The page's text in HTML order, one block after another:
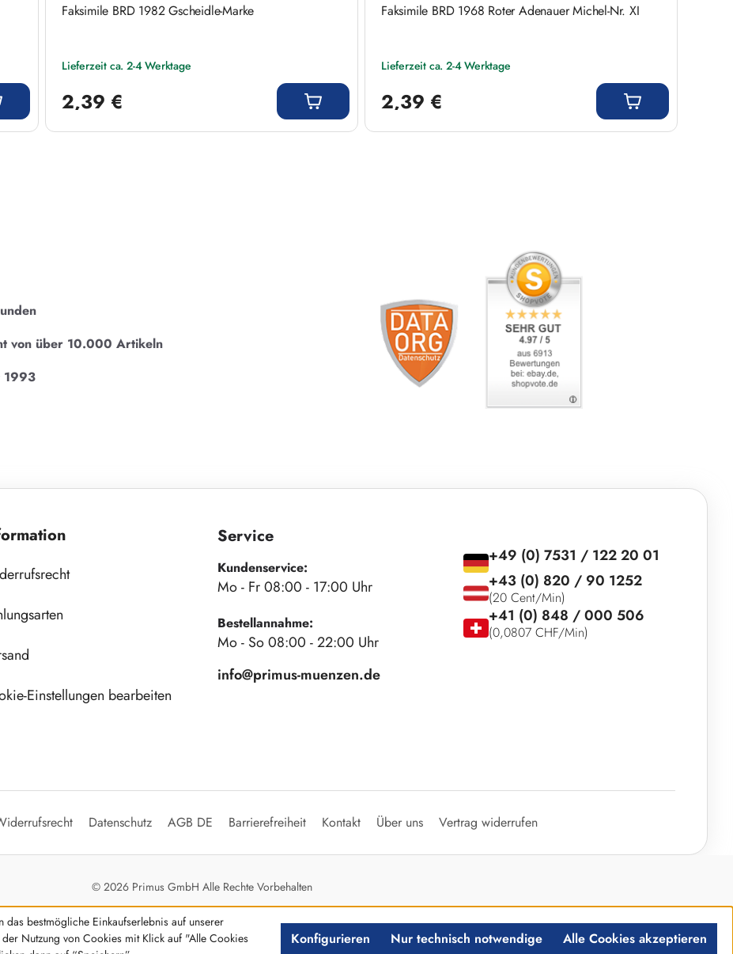
Faksimile BRD 1982 Gscheidle-Marke
Lieferzeit ca. 2-4 Werktage
2,39 €
Faksimile BRD 1968 Roter Adenauer Michel-Nr. XI
Lieferzeit ca. 2-4 Werktage
2,39 €
von über 10.000 Artikeln
1993
Einstellungen bearbeiten
Service
Kundenservice:
Mo - Fr 08:00 - 17:00 Uhr
Bestellannahme:
Mo - So 08:00 - 22:00 Uhr
info@primus-muenzen.de
+49 (0) 7531 / 122 20 01
+43 (0) 820 / 90 1252
(20 Cent/Min)
+41 (0) 848 / 000 506
(0,0807 CHF/Min)
Datenschutz AGB DE Barrierefreiheit Kontakt Über uns Vertrag widerrufen
© 2026 Primus GmbH Alle Rechte Vorbehalten
bestmögliche Einkaufserlebnis auf unserer
Nutzung von Cookies mit Klick auf "Alle Cookies
Nur technisch notwendige
Konfigurieren Alle Cookies akzeptieren